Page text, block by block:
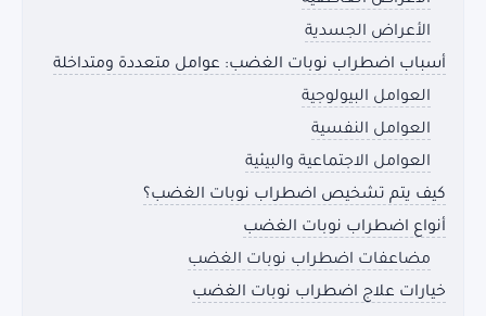
الأعراض الجسدية
أسباب اضطراب نوبات الغضب: عوامل متعددة ومتداخلة
العوامل البيولوجية
العوامل النفسية
العوامل الاجتماعية والبيئية
كيف يتم تشخيص اضطراب نوبات الغضب؟
أنواع اضطراب نوبات الغضب
مضاعفات اضطراب نوبات الغضب
خيارات علاج اضطراب نوبات الغضب